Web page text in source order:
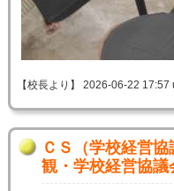
【校長より】 2026-06-22 17:57
ＣＳ（学校経営
観・学校経営協